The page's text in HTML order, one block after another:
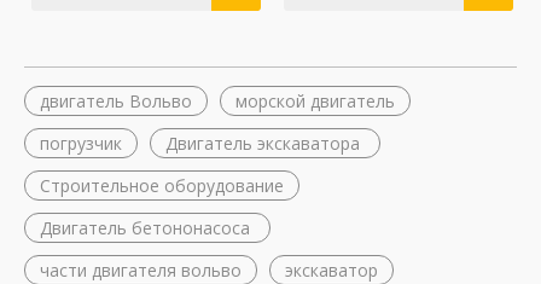
двигатель Вольво
морской двигатель
погрузчик
Двигатель экскаватора
Строительное оборудование
Двигатель бетононасоса
части двигателя вольво
экскаватор